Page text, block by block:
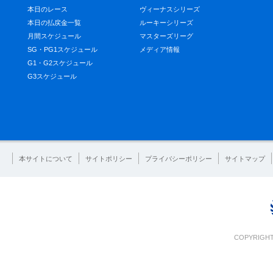
本日のレース
本日の払戻金一覧
月間スケジュール
SG・PG1スケジュール
G1・G2スケジュール
G3スケジュール
ヴィーナスシリーズ
ルーキーシリーズ
マスターズリーグ
メディア情報
本サイトについて サイトポリシー プライバシーポリシー サイトマップ